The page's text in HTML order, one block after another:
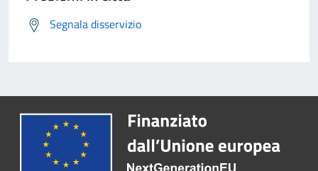
Segnala disservizio